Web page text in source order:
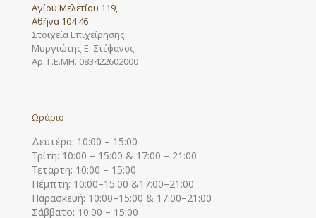
Αγίου Μελετίου 119,
Αθήνα 104 46
Στοιχεία Επιχείρησης:
Μυργιώτης Ε. Στέφανος
Αρ. Γ.Ε.ΜΗ. 083422602000
Ωράριο
Δευτέρα: 10:00 – 15:00
Τρίτη: 10:00 – 15:00 & 17:00 – 21:00
Τετάρτη: 10:00 – 15:00
Πέμπτη: 10:00–15:00 &17:00–21:00
Παρασκευή: 10:00–15:00 & 17:00–21:00
Σάββατο: 10:00 – 15:00